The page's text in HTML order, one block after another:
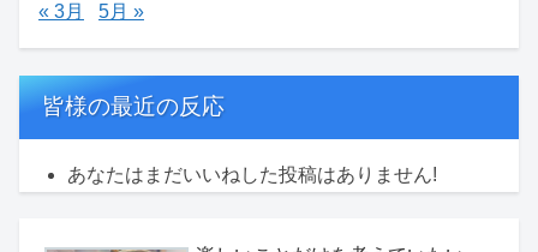
« 3月 5月 »
皆様の最近の反応
あなたはまだいいねした投稿はありません!